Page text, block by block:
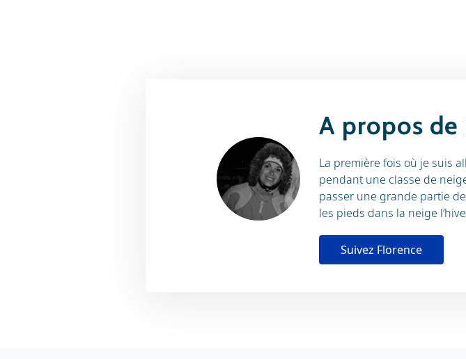
A propos de
La première fois où je suis
pendant une classe de
passer une grande partie
les pieds dans la neige
Suivez Florence